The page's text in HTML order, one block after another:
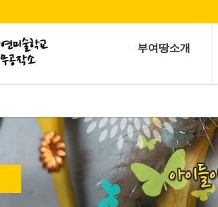
부여땅소개
스케치북5
스케치북5